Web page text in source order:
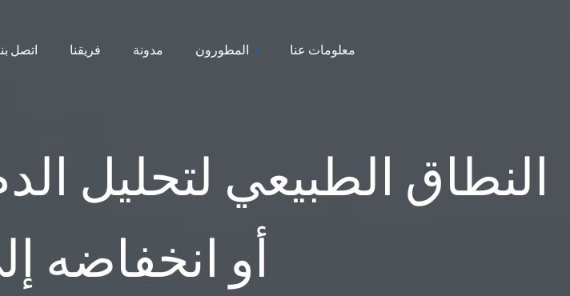
اتصل فريقنا مدونة المطورون معلومات عنا
النطاق الطبيعي لتحليل
أو انخفاضه